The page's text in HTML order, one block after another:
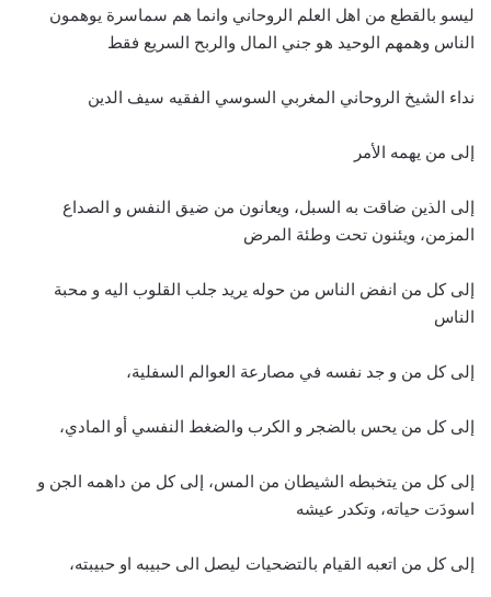
ليسو بالقطع من اهل العلم الروحاني وانما هم سماسرة يوهمون
الناس وهمهم الوحيد هو جني المال والربح السريع فقط
نداء الشيخ الروحاني المغربي السوسي الفقيه سيف الدين
إلى من يهمه الأمر
إلى الذين ضاقت به السبل، ويعانون من ضيق النفس و الصداع
المزمن، ويئنون تحت وطئة المرض
إلى كل من انفض الناس من حوله يريد جلب القلوب اليه و محبة
الناس
إلى كل من و جد نفسه في مصارعة العوالم السفلية،
إلى كل من يحس بالضجر و الكرب والضغط النفسي أو المادي،
إلى كل من يتخبطه الشيطان من المس، إلى كل من داهمه الجن و
اسودَت حياته، وتكدر عيشه
إلى كل من اتعبه القيام بالتضحيات ليصل الى حبيبه او حبيبته،